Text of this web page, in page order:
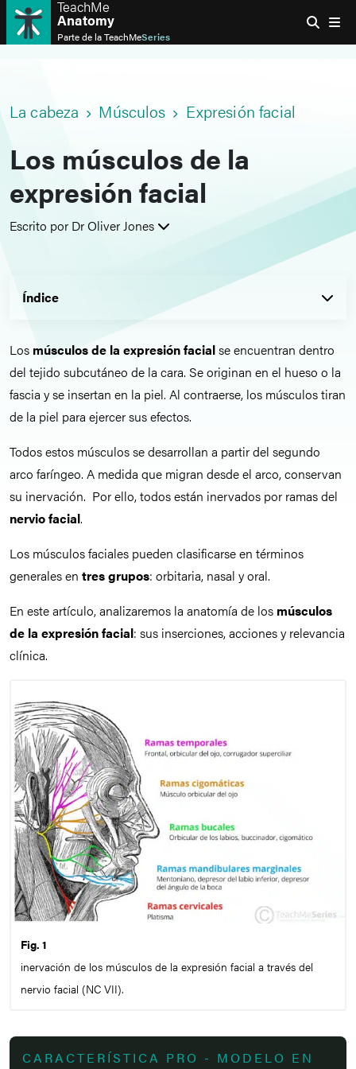
TeachMe
Anatomy
Parte de laTeachMeSeries
La cabeza Músculos Expresión facial
Los músculos de la
expresión facial
Escrito por Dr Oliver Jones
Índice
Los músculos de la expresión facialse encuentran dentro
del tejido subcutáneo de la cara. Se originan en el hueso o la
fascia y se insertan en la piel. Al contraerse, los músculos tiran
de la piel para ejercer sus efectos.
Todos estos músculos se desarrollan a partir del segundo
arco faríngeo. A medida que migran desde el arco, conservan
su inervación. Por ello, todos están inervados por ramas del
nervio facial.
Los músculos faciales pueden clasificarse en términos
generales en tres grupos: orbitaria, nasal y oral.
En este artículo, analizaremos la anatomía de los músculos
de la expresión facial: sus inserciones, acciones y relevancia
clínica.
Fig. 1
inervación de los músculos de la expresión facial a través del
nervio facial (NC VII).
CARACTERÍSTICA PRO - MODELO EN